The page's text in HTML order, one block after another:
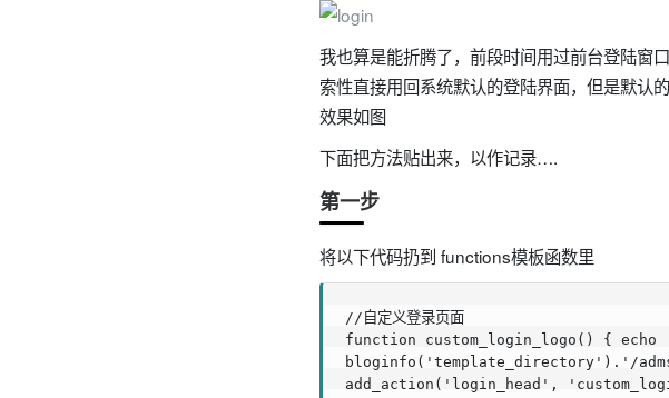
我也算是能折腾了，前段时间用过前台登陆窗
索性直接用回系统默认的登陆界面，但是默认
效果如图
下面把方法贴出来，以作记录….
第一步
将以下代码扔到 functions模板函数里
//自定义登录页面
function custom_login_logo() {
bloginfo('template_directory').'/